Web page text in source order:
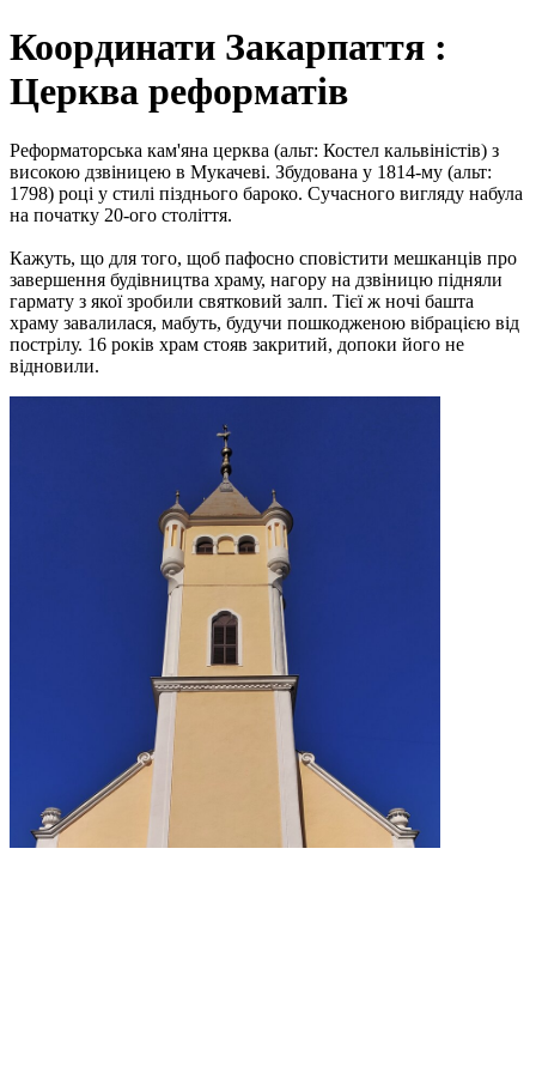
Координати Закарпаття :
Церква реформатів
Реформаторська кам'яна церква (альт: Костел кальвіністів) з
високою дзвіницею в Мукачеві. Збудована у 1814-му (альт:
1798) році у стилі пізднього бароко. Сучасного вигляду набула
на початку 20-ого століття.
Кажуть, що для того, щоб пафосно сповістити мешканців про
завершення будівництва храму, нагору на дзвіницю підняли
гармату з якої зробили святковий залп. Тієї ж ночі башта
храму завалилася, мабуть, будучи пошкодженою вібрацією від
пострілу. 16 років храм стояв закритий, допоки його не
відновили.